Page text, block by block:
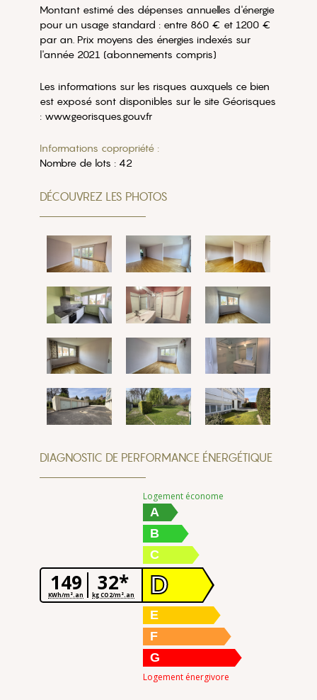
Montant estimé des dépenses annuelles d'énergie
pour un usage standard : entre 860 € et 1200 €
par an. Prix moyens des énergies indexés sur
l'année 2021 (abonnements compris)
Les informations sur les risques auxquels ce bien
est exposé sont disponibles sur le site Géorisques
: www.georisques.gouv.fr
Informations copropriété :
Nombre de lots : 42
DÉCOUVREZ LES PHOTOS
DIAGNOSTIC DE PERFORMANCE ÉNERGÉTIQUE
149
KWh/m².an 32*
kg CO2/m².an
Logement économe
A
B
C
D
E
F
G
Logement énergivore